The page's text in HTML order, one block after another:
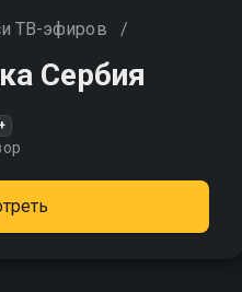
ТВ-эфиров /
Сербия